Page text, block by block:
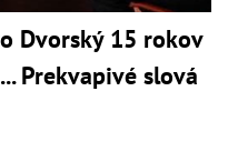
Dvorský 15 rokov
Prekvapivé slová